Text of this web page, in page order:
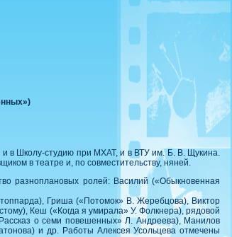
и в Школу-студию при МХАТ, и в ВТУ им. Б. В. Щукина.
в театре и, по совместительству, няней.
разноплановых ролей: Василий («Обыкновенная
Гриша («Потомок» В. Жеребцова), Виктор
Кеш («Когда я умирала» У. Фолкнера), рядовой
о семи повешенных» Л. Андреева), Манилов
и др. Работы Алексея Усольцева отмечены